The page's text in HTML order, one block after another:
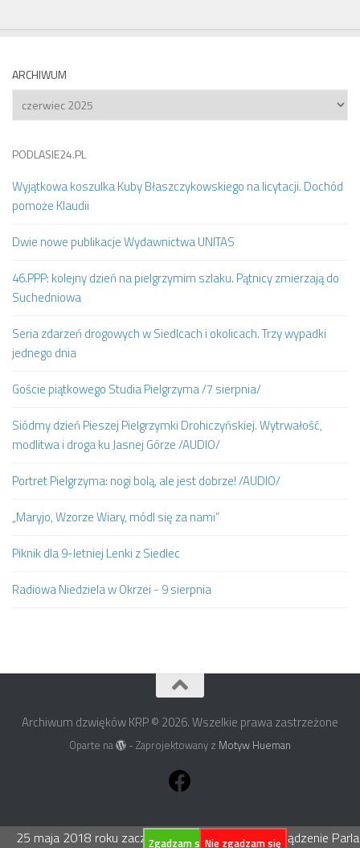
ARCHIWUM
Archiwum
PODLASIE24.PL
Wyjątkowa koszulka Kuby Błaszczykowskiego na licytacji. Dochód
pomoże Klaudii
Dwie nowe publikacje Wydawnictwa UNITAS
46.PPP: kolejny dzień na pielgrzymim szlaku. Pątnicy zmierzają do
Suchedniowa
Seria zdarzeń drogowych w Siedlcach i okolicach. Trzy wypadki
jednego dnia
Goście piątkowego Studia Pielgrzyma /7 sierpnia/
Siódmy dzień Pieszej Pielgrzymki Drohiczyńskiej. Wytrwałość,
modlitwa i droga ku Jasnej Górze /AUDIO/
Portret Pielgrzyma: nogi bolą, ale jest dobrze! /AUDIO/
„Maryjo, Wzorze Wiary, módl się za nami”
Piknik dla 9-letniej Lenki z Siedlec
Radiowa Niedziela w Okrzei - 9 sierpnia
Archiwum dzwięków KRP © 2026. Wszelkie prawa zastrzeżone
Oparte na - Zaprojektowany z Motyw Hueman
25 maja 2018 roku zacznie obowiązywać Rozporządzenie
Zgadzam sięNie zgadzam się